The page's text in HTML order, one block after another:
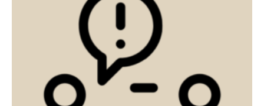
解经式讲道与神学
福音传讲与宣教 成员制与教会纪律
正體中文
葡萄牙语
达里语
罗马尼亚语
波兰语
越南语
意大利语
德语
阿拉伯语